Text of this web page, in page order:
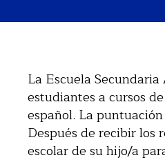
La Escuela
estudiantes a cursos
español. La
Después de recibir los
escolar de su hijo/a